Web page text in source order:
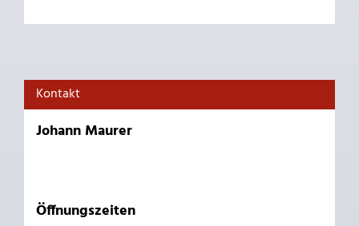
Kontakt
Johann Maurer
Öffnungszeiten